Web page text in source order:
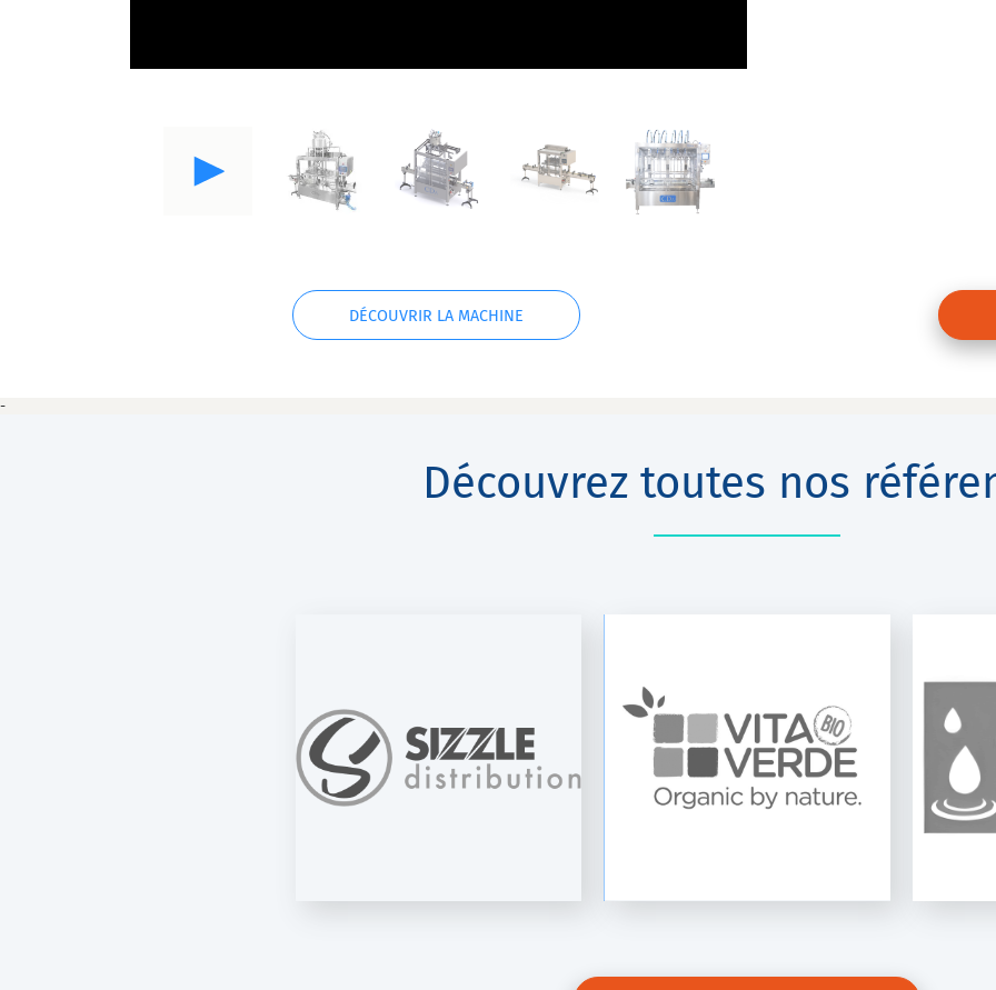
DÉCOUVRIR LA MACHINE
-
Découvrez toutes nos